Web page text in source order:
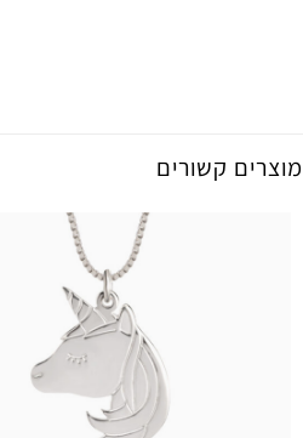
מוצרים קשורים